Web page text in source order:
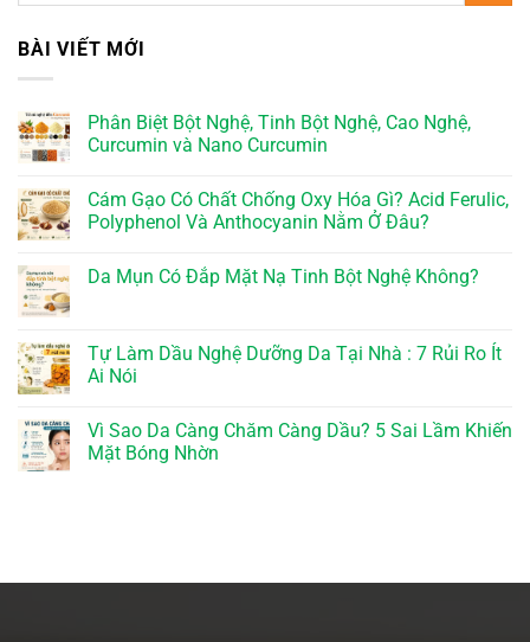
BÀI VIẾT MỚI
Phân Biệt Bột Nghệ, Tinh Bột Nghệ, Cao Nghệ,
Curcumin và Nano Curcumin
Cám Gạo Có Chất Chống Oxy Hóa Gì? Acid Ferulic,
Polyphenol Và Anthocyanin Nằm Ở Đâu?
Da Mụn Có Đắp Mặt Nạ Tinh Bột Nghệ Không?
Tự Làm Dầu Nghệ Dưỡng Da Tại Nhà : 7 Rủi Ro Ít
Ai Nói
Vì Sao Da Càng Chăm Càng Dầu? 5 Sai Lầm Khiến
Mặt Bóng Nhờn